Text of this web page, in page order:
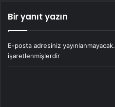
Bir yanıt yazın
E-posta adresiniz yayınlanmayacak.
işaretlenmişlerdir